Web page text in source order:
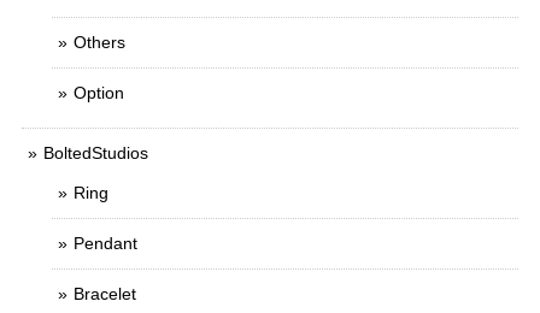
Others
Option
BoltedStudios
Ring
Pendant
Bracelet